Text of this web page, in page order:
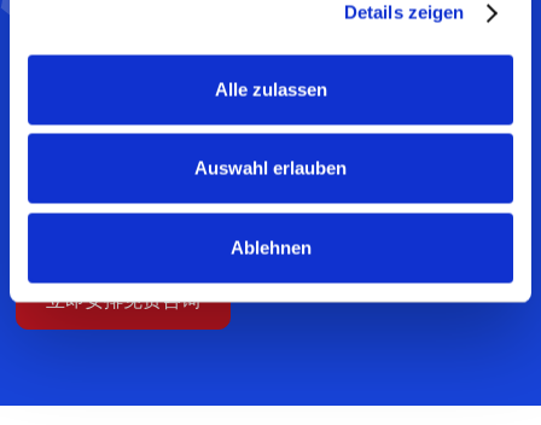
Details zeigen
Alle zulassen
Auswahl erlauben
Ablehnen
凭借我们多年的经验和专业知识，我们提供有效的解决方
案，以展示您的产品的医疗益处。
从临床前和临床研究的构思到实施，我们为您提供量身定制
立即安排免费咨询